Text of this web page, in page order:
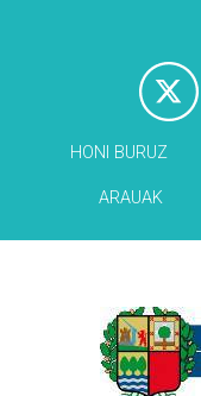
HONI BURUZ
ARAUAK